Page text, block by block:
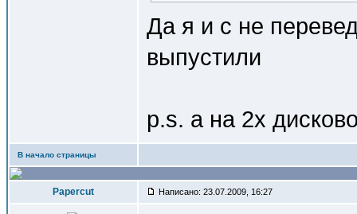
Да я и с не
выпустили
p.s. а на 2х
В начало страницы
Papercut Написано: 23.07.2009, 16:27